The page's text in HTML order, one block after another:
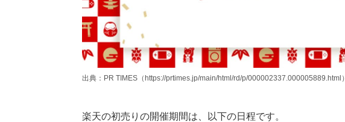
出典：PR TIMES（https://prtimes.jp/main/html/rd/p/000002337.000005889.html）
楽天の初売りの開催期間は、以下の日程です。